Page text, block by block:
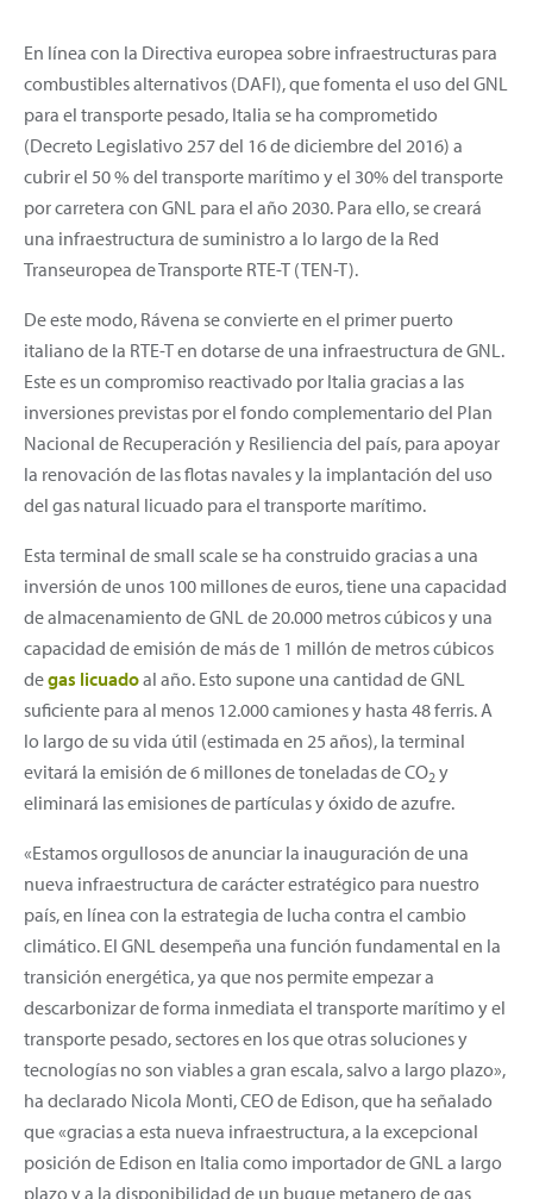
En línea con la Directiva europea sobre infraestructuras para
combustibles alternativos (DAFI), que fomenta el uso del GNL
para el transporte pesado, Italia se ha comprometido
(Decreto Legislativo 257 del 16 de diciembre del 2016) a
cubrir el 50 % del transporte marítimo y el 30% del transporte
por carretera con GNL para el año 2030. Para ello, se creará
una infraestructura de suministro a lo largo de la Red
Transeuropea de Transporte RTE-T (TEN-T).
De este modo, Rávena se convierte en el primer puerto
italiano de la RTE-T en dotarse de una infraestructura de GNL.
Este es un compromiso reactivado por Italia gracias a las
inversiones previstas por el fondo complementario del Plan
Nacional de Recuperación y Resiliencia del país, para apoyar
la renovación de las flotas navales y la implantación del uso
del gas natural licuado para el transporte marítimo.
Esta terminal de small scale se ha construido gracias a una
inversión de unos 100 millones de euros, tiene una capacidad
de almacenamiento de GNL de 20.000 metros cúbicos y una
capacidad de emisión de más de 1 millón de metros cúbicos
degas licuadoal año. Esto supone una cantidad de GNL
suficiente para al menos 12.000 camiones y hasta 48 ferris. A
lo largo de su vida útil (estimada en 25 años), la terminal
evitará la emisión de 6 millones de toneladas de CO2 y
eliminará las emisiones de partículas y óxido de azufre.
«Estamos orgullosos de anunciar la inauguración de una
nueva infraestructura de carácter estratégico para nuestro
país, en línea con la estrategia de lucha contra el cambio
climático. El GNL desempeña una función fundamental en la
transición energética, ya que nos permite empezar a
descarbonizar de forma inmediata el transporte marítimo y el
transporte pesado, sectores en los que otras soluciones y
tecnologías no son viables a gran escala, salvo a largo plazo»,
ha declarado Nicola Monti, CEO de Edison, que ha señalado
que «gracias a esta nueva infraestructura, a la excepcional
posición de Edison en Italia como importador de GNL a largo
plazo y a la disponibilidad de un buque metanero de gas